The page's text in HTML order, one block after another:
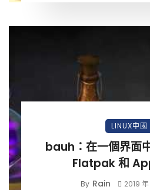
LINUX中國
bauh：在一個界面
Flatpak 和
By Rain 2019 年